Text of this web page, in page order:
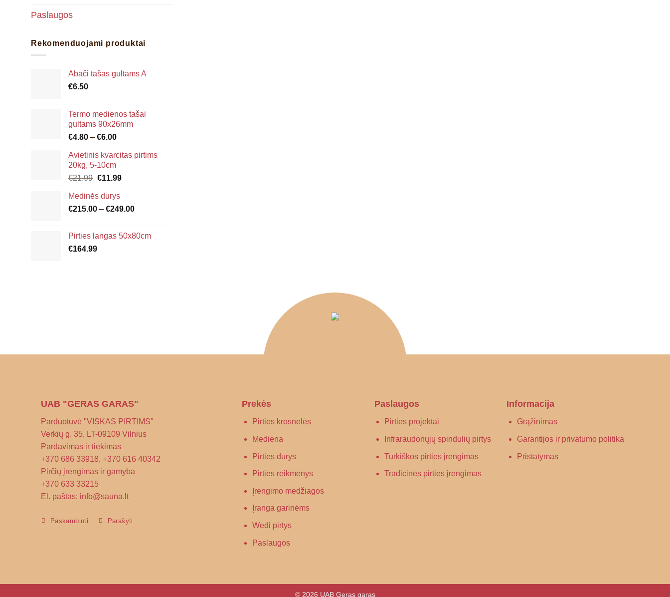
Paslaugos
Rekomenduojami produktai
Abači tašas gultams A
€6.50
Termo medienos tašai
gultams 90x26mm
€4.80 – €6.00Price
€4.80
€6.00
Avietinis kvarcitas pirtims
20kg, 5-10cm
€21.99 Original
was:
€21.99.
€11.99Current
€11.99.
Medinės durys
€215.00 – €249.00Price
through
Pirties langas 50x80cm
€164.99
UAB "GERAS GARAS"
Parduotuvė "VISKAS PIRTIMS"
Verkių g. 35, LT-09109 Vilnius
Pardavimas ir tiekimas
+370 686 33918, +370 616 40342
Pirčių įrengimas ir gamyba
+370 633 33215
El. paštas: info@sauna.lt
Paskambinti Parašyti
Prekės
Pirties krosnelės
Mediena
Pirties durys
Pirties reikmenys
Įrengimo medžiagos
Įranga garinėms
Wedi pirtys
Paslaugos
Paslaugos
Pirties projektai
Infraraudonųjų spindulių pirtys
Turkiškos pirties įrengimas
Tradicinės pirties įrengimas
Informacija
Grąžinimas
Garantijos ir privatumo politika
Pristatymas
© 2026 UAB Geras garas